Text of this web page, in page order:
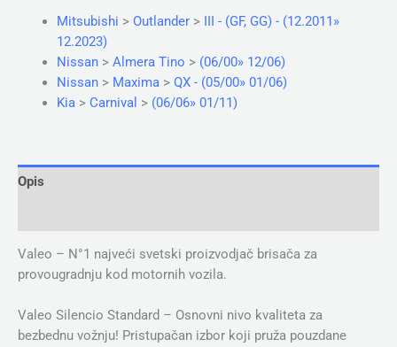
Mitsubishi > Outlander> III - (GF, GG) - (12.2011»
12.2023)
Nissan> Almera Tino > (06/00» 12/06)
Nissan> Maxima> QX - (05/00» 01/06)
Kia> Carnival > (06/06» 01/11)
Opis
Valeo – N°1 najveći svetski proizvodjač brisača za
provougradnju kod motornih vozila.
Valeo Silencio Standard – Osnovni nivo kvaliteta za
bezbednu vožnju! Pristupačan izbor koji pruža pouzdane